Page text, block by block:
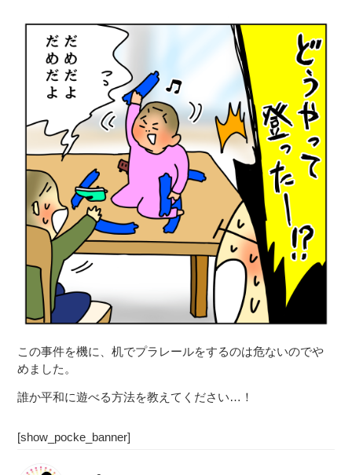
この事件を機に、机でプラレールをするのは危ないのでや
めました。
誰か平和に遊べる方法を教えてください…！
[show_pocke_banner]